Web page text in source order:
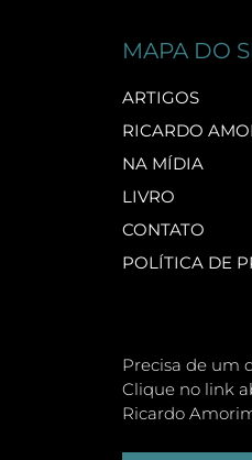
MAPA DO
ARTIGOS
RICARDO
NA MÍDIA
LIVRO
CONTATO
POLÍTICA DE
Precisa de um
Clique no link
Ricardo